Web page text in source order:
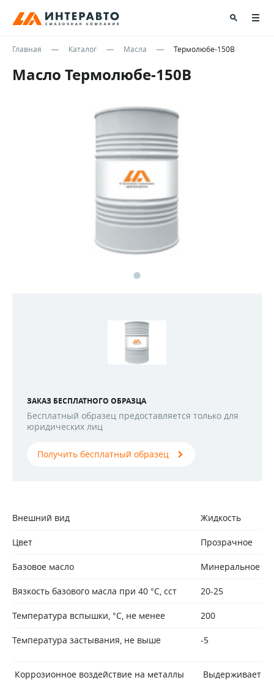
Главная Каталог Масла Термолюбе-150В
Масло Термолюбе-150В
ЗАКАЗ БЕСПЛАТНОГО ОБРАЗЦА
Бесплатный образец предоставляется только для
юридических лиц
Получить бесплатный образец
Внешний вид Жидкость
Цвет Прозрачное
Базовое масло Минеральное
Вязкость базового масла при 40 °С, сст 20-25
Температура вспышки, °С, не менее 200
Температура застывания, не выше -5
Коррозионное воздействие на металлы Выдерживает